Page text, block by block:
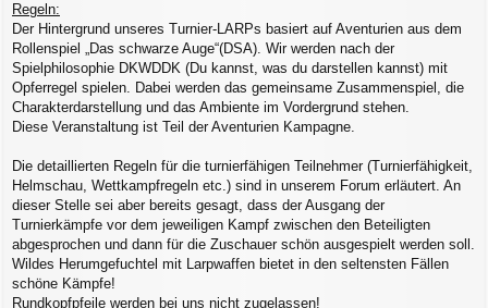
Regeln:
Der Hintergrund unseres Turnier-LARPs basiert auf Aventurien aus dem
Rollenspiel „Das schwarze Auge“(DSA). Wir werden nach der
Spielphilosophie DKWDDK (Du kannst, was du darstellen kannst) mit
Opferregel spielen. Dabei werden das gemeinsame Zusammenspiel, die
Charakterdarstellung und das Ambiente im Vordergrund stehen.
Diese Veranstaltung ist Teil der Aventurien Kampagne.
Die detaillierten Regeln für die turnierfähigen Teilnehmer (Turnierfähigkeit,
Helmschau, Wettkampfregeln etc.) sind in unserem Forum erläutert. An
dieser Stelle sei aber bereits gesagt, dass der Ausgang der
Turnierkämpfe vor dem jeweiligen Kampf zwischen den Beteiligten
abgesprochen und dann für die Zuschauer schön ausgespielt werden soll.
Wildes Herumgefuchtel mit Larpwaffen bietet in den seltensten Fällen
schöne Kämpfe!
Rundkopfpfeile werden bei uns nicht zugelassen!